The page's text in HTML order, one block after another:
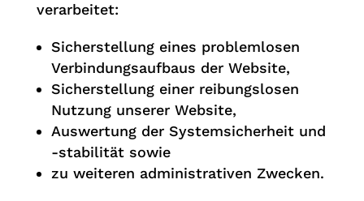
verarbeitet:
Sicherstellung eines problemlosen
Verbindungsaufbaus der Website,
Sicherstellung einer reibungslosen
Nutzung unserer Website,
Auswertung der Systemsicherheit und
-stabilität sowie
zu weiteren administrativen Zwecken.